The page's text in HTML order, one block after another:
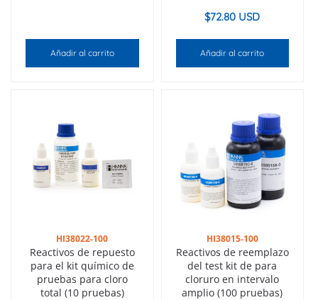
Añadir al carrito
$72.80 USD
Añadir al carrito
HI38022-100
Reactivos de repuesto
para el kit químico de
pruebas para cloro
total (10 pruebas)
HI38015-100
Reactivos de reemplazo
del test kit de para
cloruro en intervalo
amplio (100 pruebas)